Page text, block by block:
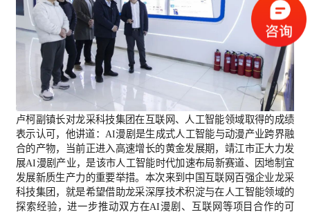
卢柯副镇长对龙采科技集团在互联网、人工智能领域取得的成绩
表示认可，他讲道：AI漫剧是生成式人工智能与动漫产业跨界融
合的产物，当前正进入高速增长的黄金发展期，靖江市正大力发
展AI漫剧产业，是该市人工智能时代加速布局新赛道、因地制宜
发展新质生产力的重要举措。本次来到中国互联网百强企业龙采
科技集团，就是希望借助龙采深厚技术积淀与在人工智能领域的
探索经验，进一步推动双方在AI漫剧、互联网等项目合作的可